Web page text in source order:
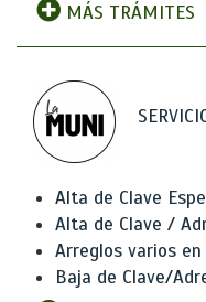
MÁS TRÁMITES
Alta de Clave
Alta de Clave /
Arreglos varios
Baja de Clave/